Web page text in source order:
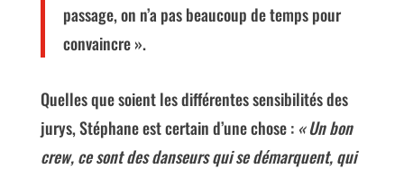
passage, on n’a pas beaucoup de temps pour
convaincre ».
Quelles que soient les différentes sensibilités des
jurys, Stéphane est certain d’une chose :« Un bon
crew, ce sont des danseurs qui se démarquent, qui